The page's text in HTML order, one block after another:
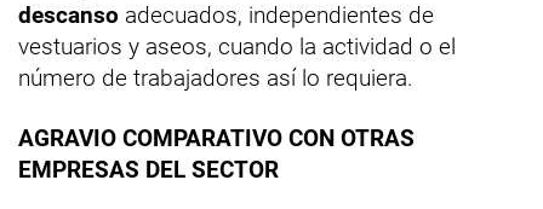
descanso adecuados, independientes de
vestuarios y aseos, cuando la actividad o el
número de trabajadores así lo requiera.
AGRAVIO COMPARATIVO CON OTRAS
EMPRESAS DEL SECTOR